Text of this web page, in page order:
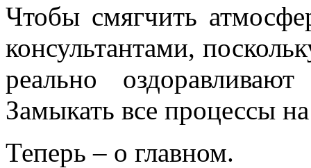
Чтобы смягчить
консультантами,
реально
Замыкать все процессы
Теперь – о главном.